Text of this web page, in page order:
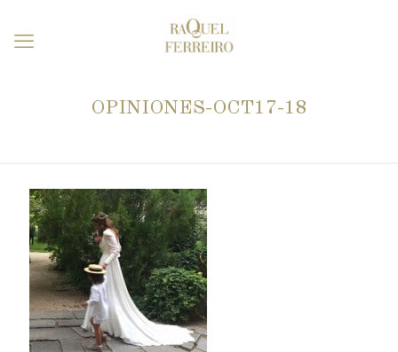
OPINIONES-OCT17-18